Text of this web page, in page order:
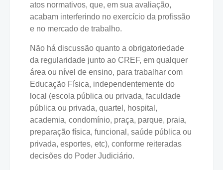
atos normativos, que, em sua avaliação,
acabam interferindo no exercício da profissão
e no mercado de trabalho.
Não há discussão quanto a obrigatoriedade
da regularidade junto ao CREF, em qualquer
área ou nível de ensino, para trabalhar com
Educação Física, independentemente do
local (escola pública ou privada, faculdade
pública ou privada, quartel, hospital,
academia, condomínio, praça, parque, praia,
preparação física, funcional, saúde pública ou
privada, esportes, etc), conforme reiteradas
decisões do Poder Judiciário.